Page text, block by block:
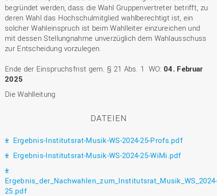
begründet werden, dass die Wahl Gruppenvertreter betrifft, zu
deren Wahl das Hochschulmitglied wahlberechtigt ist, ein
solcher Wahleinspruch ist beim Wahlleiter einzureichen und
mit dessen Stellungnahme unverzüglich dem Wahlausschuss
zur Entscheidung vorzulegen.
Ende der Einspruchsfrist gem. § 21 Abs. 1 WO:04. Februar
2025
Die Wahlleitung
DATEIEN
Ergebnis-Institutsrat-Musik-WS-2024-25-Profs.pdf
Ergebnis-Institutsrat-Musik-WS-2024-25-WiMi.pdf
Ergebnis_der_Nachwahlen_zum_Institutsrat_Musik_WS_2024-
25.pdf